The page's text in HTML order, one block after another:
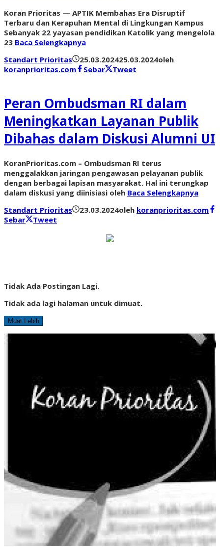
Koran Prioritas — APTIK Membahas Era Disruptif
Terbaru dan Kerapuhan Mental di Lingkungan Kampus
Sebanyak 22 yayasan pendidikan Katolik yang mengelola
23 Baca Selengkapnya
Standart Prioritas
25.03.202425.03.2024oleh
koranprioritas.com
Sebar Tweet
Peran Ombudsman RI dalam
Meningkatkan Layanan Publik
Dibahas dalam Diskusi Alumni UI
KoranPrioritas.com – Ombudsman RI terus
menggalakkan jaringan pengawasan pelayanan publik
dengan berbagai lapisan masyarakat. Hal ini terungkap
dalam diskusi yang diinisiasi oleh Baca Selengkapnya
Standart Prioritas
23.03.2024oleh koranprioritas.com
Sebar
Tweet
Tidak Ada Postingan Lagi.
Tidak ada lagi halaman untuk dimuat.
Muat Lebih